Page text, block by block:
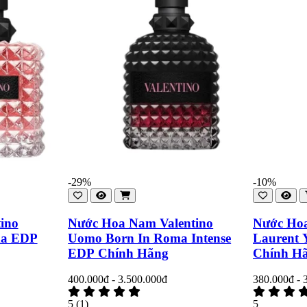
EDP
-29%
Nước Hoa Nam Valentino
Uomo Born In Roma Intense
EDP Chính Hãng
400.000đ - 3.500.000đ
5 (1)
-10%
Nước
Laurent
Chính
380.000đ -
5